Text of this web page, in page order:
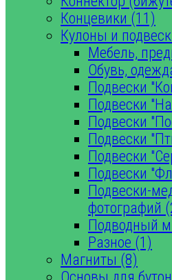
Концевики (11)
Кулоны и
Мебель,
Обувь,
Подвески
Подвески
Подвески
Подвески
Подвески
Подвески
Подвески-
фотографий
Подводный
Разное (1)
Магниты (8)